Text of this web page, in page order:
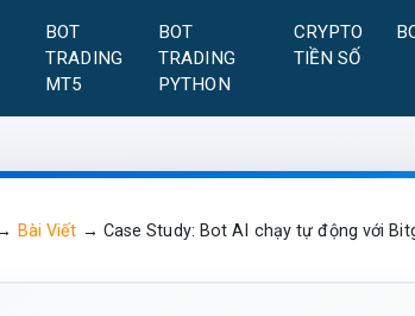
BOT
TRADING
MT5
BOT
TRADING
PYTHON
CRYPTO
TIỀN SỐ
Bài Viết → Case Study: Bot AI chạy tự động với